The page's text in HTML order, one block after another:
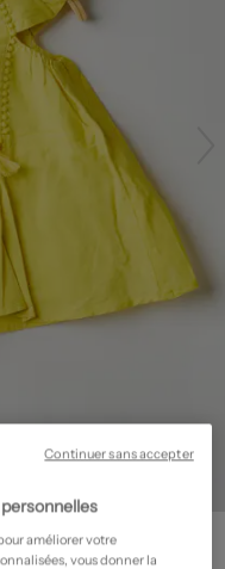
améliorer votre
vous donner la
Continuer sans accepter